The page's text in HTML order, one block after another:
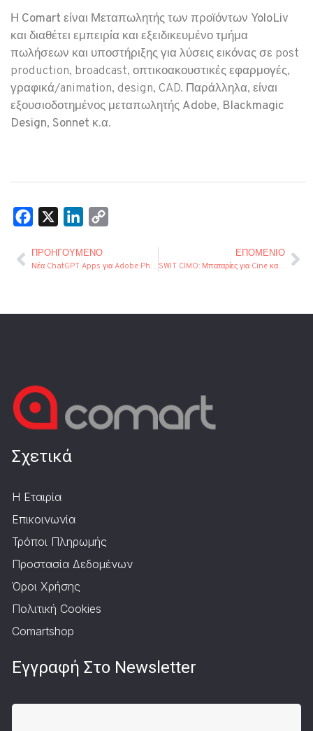
Η Comart είναι Μεταπωλητήςτων προϊόντων YoloLiv
και διαθέτει εμπειρία και εξειδικευμένο τμήμα
πωλήσεων και υποστήριξης για λύσεις εικόνας σε post
production, broadcast, οπτικοακουστικές εφαρμογές,
γραφικά/animation, design, CAD. Παράλληλα, είναι
εξουσιοδοτημένος μεταπωλητής Adobe, Blackmagic
Design, Sonnet κ.α.
Facebook LinkedIn
ΠΡΟΗΓΟΎΜΕΝΟ
Νέα ChatGPT Apps για Adobe Photoshop, Acrobat & Express
ΕΠΌΜΕΝΙΟ
SWIT CIMO: Μπαταρίες για Cine και Broadcast
Σχετικά
Η Εταιρία
Επικοινωνία
Τρόποι Πληρωμής
Προστασία Δεδομένων
Όροι Χρήσης
Πολιτική Cookies
Comartshop
Εγγραφή Στο Newsletter